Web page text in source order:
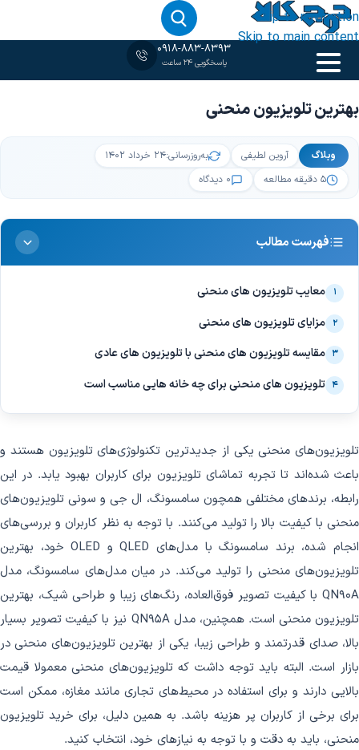
Skip to navigation
Skip to main content
0918-883-8393
پاسخگویی 24 ساعت
‹وبلاگ
بهترین تلویزیون منحنی
وبلاگ آروین لطیفی به‌روزرسانی:۲۴ خرداد ۱۴۰۲
۵ دقیقه مطالعه
۰ دیدگاه
فهرست مطالب
۱ معایب تلویزیون های منحنی
۲ مزایای تلویزیون های منحنی
۳ مقایسه تلویزیون های منحنی با تلویزیون های عادی
۴ تلویزیون های منحنی برای چه خانه هایی مناسب است
تلویزیون‌های منحنی یکی از جدیدترین تکنولوژی‌های تلویزیون هستند و
باعث شده‌اند تا تجربه تماشای تلویزیون برای کاربران بهبود یابد. در این
رابطه، برندهای مختلفی همچون سامسونگ، ال جی و سونی تلویزیون‌های
منحنی با کیفیت بالا را تولید می‌کنند. با توجه به نظر کاربران و بررسی‌های
انجام شده، برند سامسونگ با مدل‌های QLED و OLED خود، بهترین
تلویزیون‌های منحنی را تولید می‌کند. در میان مدل‌های سامسونگ، مدل
QN90A با کیفیت تصویر فوق‌العاده، رنگ‌های زیبا و طراحی شیک، بهترین
تلویزیون منحنی است. همچنین، مدل QN95A نیز با کیفیت تصویر بسیار
بالا، صدای قدرتمند و طراحی زیبا، یکی از بهترین تلویزیون‌های منحنی در
بازار است. البته باید توجه داشت که تلویزیون‌های منحنی معمولا قیمت
بالایی دارند و برای استفاده در محیط‌های تجاری مانند مغازه، ممکن است
برای برخی از کاربران پر هزینه باشد. به همین دلیل، برای خرید تلویزیون
منحنی، باید به دقت و با توجه به نیازهای خود، انتخاب کنید.